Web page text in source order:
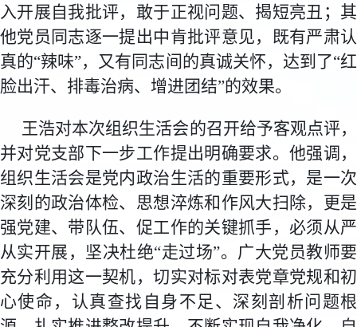
入开展自我批评，敢于正视问题、揭短亮丑；其
他党员同志逐一提出中肯批评意见，既有严肃认
真的“辣味”，又有同志间的真诚关怀，达到了“红
脸出汗、排毒治病、增进团结”的效果。
王浩对本次组织生活会的召开给予客观点评，
并对党支部下一步工作提出明确要求。他强调，
组织生活会是党内政治生活的重要形式，是一次
深刻的政治体检、思想淬炼和作风大扫除，更是
强党建、带队伍、促工作的关键抓手，必须从严
从实开展，坚决杜绝“走过场”。广大党员教师要
充分利用这一契机，切实对标对表党章党规和初
心使命，认真查找自身不足、深刻剖析问题根